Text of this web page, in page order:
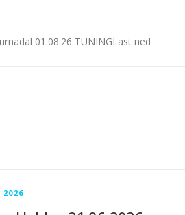
01.08.26 TUNINGLast ned
2026